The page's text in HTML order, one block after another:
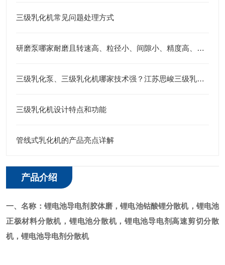
三级乳化机常见问题处理方式
研磨泵哪家耐磨且转速高、粒径小、间隙小、精度高、线速度高、剪切力强：江苏思峻为行业解题(附FAQ常见问题解答)
三级乳化泵、三级乳化机哪家技术强？江苏思峻三级乳化头给出答案
三级乳化机设计特点和功能
管线式乳化机的产品亮点详解
产品介绍
一、名称： 锂电池导电剂胶体磨 ，锂电池钴酸锂分散机，锂电池
正极材料分散机，锂电池分散机， 锂电池导电剂高速剪切分散
机， 锂电池导电剂分散机